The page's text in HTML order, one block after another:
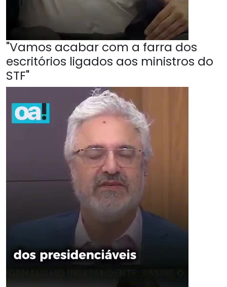
"Vamos acabar com a farra dos
escritórios ligados aos ministros do
STF"